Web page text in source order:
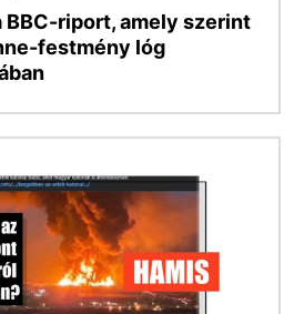
BBC-riport, amely szerint
festmény lóg